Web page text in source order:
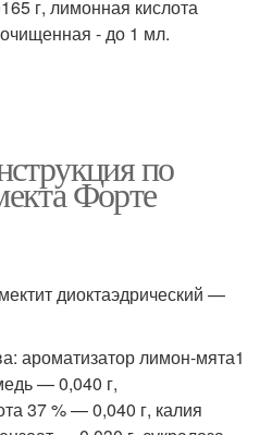
г, лимонная кислота
- до 1 мл.
по
Форте
диоктаэдрический —
ароматизатор лимон-мята1
— 0,040 г,
37 % — 0,040 г, калия